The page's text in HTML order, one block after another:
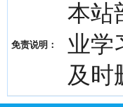
免责说明：
本站
业学
及时